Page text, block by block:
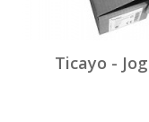
Ticayo -